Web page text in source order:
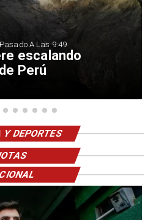
escalando
Perú
A Las 9:49
Y DEPORTES